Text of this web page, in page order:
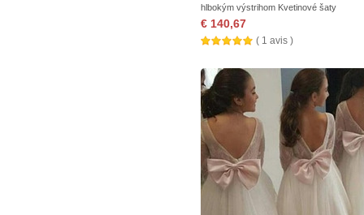
hlbokým výstrihom Kvetinové šaty
€ 140,67
( 1 avis )